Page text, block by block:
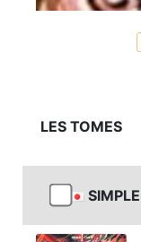
LES TOMES
SIMPLE